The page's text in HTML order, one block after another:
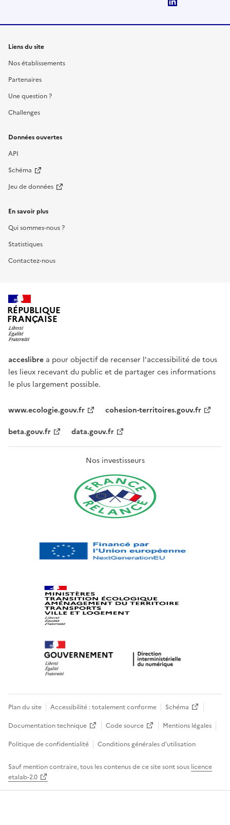
Liens du site
Nos établissements
Partenaires
Une question ?
Challenges
Données ouvertes
API
Schéma
Jeu de données
En savoir plus
Qui sommes-nous ?
Statistiques
Contactez-nous
RÉPUBLIQUE
FRANÇAISE
acceslibre a pour objectif de recenser l'accessibilité de tous
les lieux recevant du public et de partager ces informations
le plus largement possible.
www.ecologie.gouv.fr
cohesion-territoires.gouv.fr
beta.gouv.fr
data.gouv.fr
Nos investisseurs
Plan du site Accessibilité : totalement conforme
Schéma
Documentation technique
Code source
Mentions légales
Politique de confidentialité
Conditions générales d’utilisation
Sauf mention contraire, tous les contenus de ce site sont sous licence
etalab-2.0